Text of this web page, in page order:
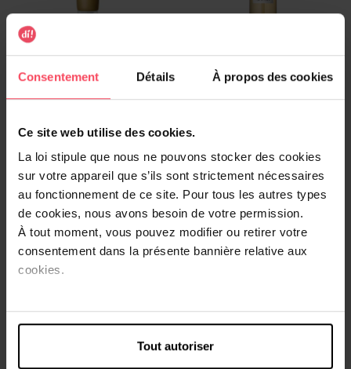
Consentement Détails À propos des cookies
Ce site web utilise des cookies.
La loi stipule que nous ne pouvons stocker des cookies
sur votre appareil que s’ils sont strictement nécessaires
au fonctionnement de ce site. Pour tous les autres types
de cookies, nous avons besoin de votre permission.
À tout moment, vous pouvez modifier ou retirer votre
consentement dans la présente bannière relative aux
cookies.
Tout autoriser
Madagascar Centella
Ampoule Foam
20,99 € Ajouter
Madagascar Centella Light
Cleansing Oil
22,99 € Ajouter
Madagascar Centella
Madagascar Centella Toning